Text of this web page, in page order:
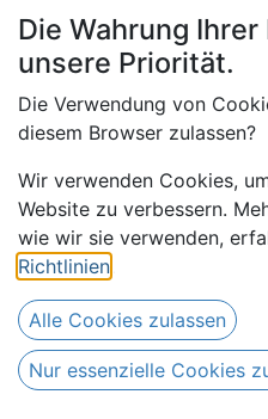
Bazin uni
4 m
56,00€ Alle Preise inkl.
Versandkosten 68,00€
Die Wahrung
unsere Priorität.
Die Verwendung von
diesem Browser zulassen?
Wir verwenden Cookies,
Website zu verbessern.
wie wir sie verwenden,
Richtlinien
Alle Cookies zulassen
Nur essenzielle Cookies